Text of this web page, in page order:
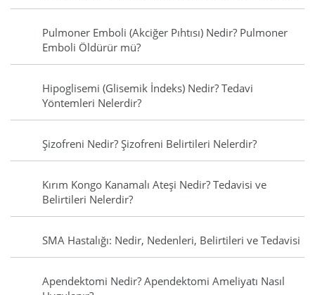
Pulmoner Emboli (Akciğer Pıhtısı) Nedir? Pulmoner
Emboli Öldürür mü?
Hipoglisemi (Glisemik İndeks) Nedir? Tedavi
Yöntemleri Nelerdir?
Şizofreni Nedir? Şizofreni Belirtileri Nelerdir?
Kırım Kongo Kanamalı Ateşi Nedir? Tedavisi ve
Belirtileri Nelerdir?
SMA Hastalığı: Nedir, Nedenleri, Belirtileri ve Tedavisi
Apendektomi Nedir? Apendektomi Ameliyatı Nasıl